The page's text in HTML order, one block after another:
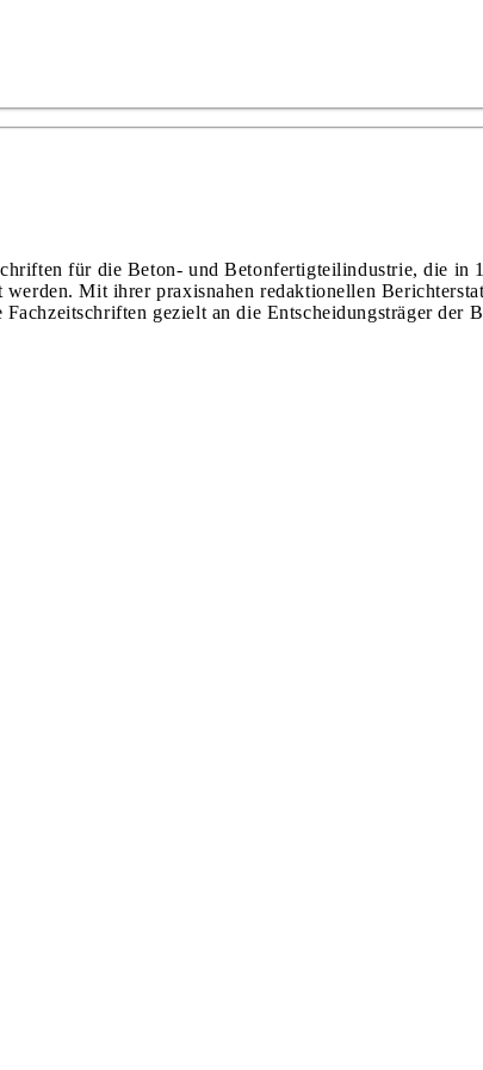
für die Beton- und Betonfertigteilindustrie, die in
Mit ihrer praxisnahen redaktionellen
gezielt an die Entscheidungsträger der